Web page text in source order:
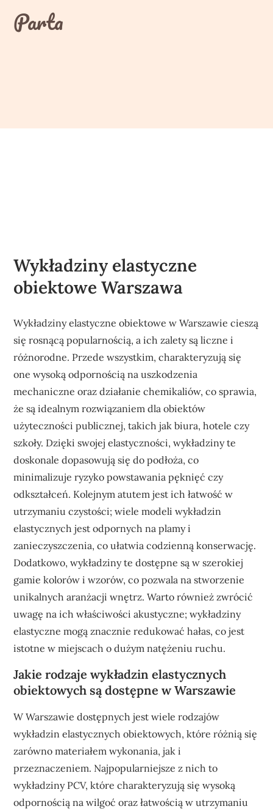
contentParta
Wykładziny elastyczne
obiektowe Warszawa
Wykładziny elastyczne obiektowe w Warszawie cieszą
się rosnącą popularnością, a ich zalety są liczne i
różnorodne. Przede wszystkim, charakteryzują się
one wysoką odpornością na uszkodzenia
mechaniczne oraz działanie chemikaliów, co sprawia,
że są idealnym rozwiązaniem dla obiektów
użyteczności publicznej, takich jak biura, hotele czy
szkoły. Dzięki swojej elastyczności, wykładziny te
doskonale dopasowują się do podłoża, co
minimalizuje ryzyko powstawania pęknięć czy
odkształceń. Kolejnym atutem jest ich łatwość w
utrzymaniu czystości; wiele modeli wykładzin
elastycznych jest odpornych na plamy i
zanieczyszczenia, co ułatwia codzienną konserwację.
Dodatkowo, wykładziny te dostępne są w szerokiej
gamie kolorów i wzorów, co pozwala na stworzenie
unikalnych aranżacji wnętrz. Warto również zwrócić
uwagę na ich właściwości akustyczne; wykładziny
elastyczne mogą znacznie redukować hałas, co jest
istotne w miejscach o dużym natężeniu ruchu.
Jakie rodzaje wykładzin elastycznych
obiektowych są dostępne w Warszawie
W Warszawie dostępnych jest wiele rodzajów
wykładzin elastycznych obiektowych, które różnią się
zarówno materiałem wykonania, jak i
przeznaczeniem. Najpopularniejsze z nich to
wykładziny PCV, które charakteryzują się wysoką
odpornością na wilgoć oraz łatwością w utrzymaniu